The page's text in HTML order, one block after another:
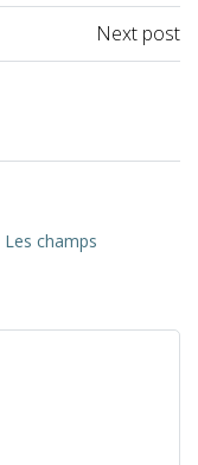
Next post
Les champs